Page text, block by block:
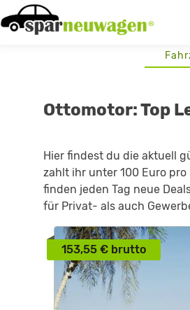
Skip
to
Ottomotor: Top
Hier findest du die aktuell
zahlt ihr unter 100 Euro
finden jeden Tag neue
für Privat- als auch
153,55 € brutto